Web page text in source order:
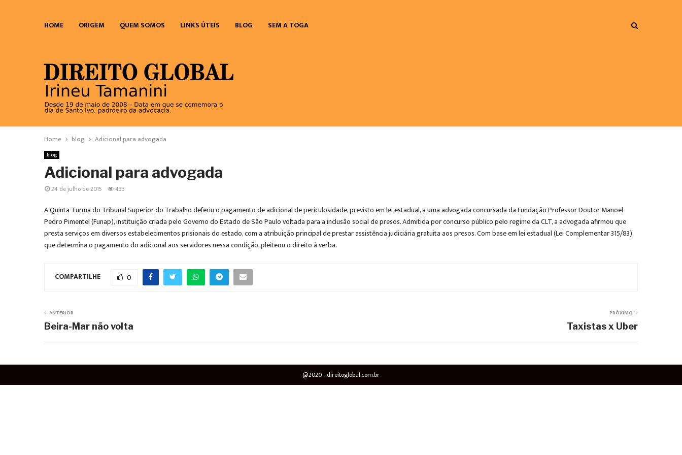
HOME ORIGEM QUEM SOMOS LINKS ÚTEIS BLOG SEM A TOGA
Home blog Adicional para advogada
blog
Adicional para advogada
24 de julho de 2015 433
A Quinta Turma do Tribunal Superior do Trabalho deferiu o pagamento de adicional de periculosidade, previsto em lei estadual, a uma advogada concursada da Fundação Professor Doutor Manoel
Pedro Pimentel (Funap), instituição criada pelo Governo do Estado de São Paulo voltada para a inclusão social de presos. Admitida por concurso público pelo regime da CLT, a advogada afirmou que
presta serviços em diversos estabelecimentos prisionais do estado, com a atribuição principal de prestar assistência judiciária gratuita aos presos. Com base em lei estadual (Lei Complementar 315/83),
que determina o pagamento do adicional aos servidores nessa condição, pleiteou o direito à verba.
COMPARTILHE 0
ANTERIOR
Beira-Mar não volta
PRÓXIMO
Taxistas x Uber
@2020 - direitoglobal.com.br